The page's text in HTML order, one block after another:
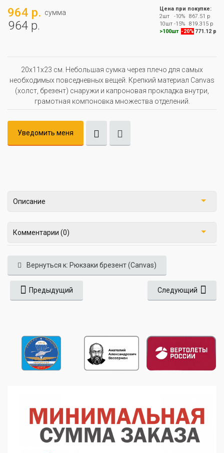
964 р. сумма
964 р.
Цена при покупке:
2шт
-10%
867.51 р
10шт -15%
819.315 р
>100шт -20% 771.12 р
20x11x23 см. Небольшая сумка через плечо для самых
необходимых повседневных вещей. Крепкий материал Canvas
(холст, брезент) снаружи и капроновая прокладка внутри,
грамотная компоновка множества отделений.
Уведомить меня
Описание
Комментарии (0)
Вернуться к: Рюкзаки брезент (Canvas)
Предыдущий Следующий